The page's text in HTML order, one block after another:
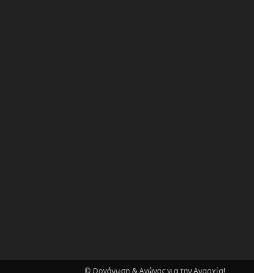
© Οργάνωση & Αγώνας για την Αναρχία!